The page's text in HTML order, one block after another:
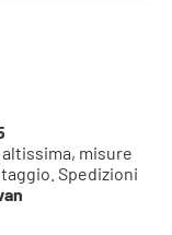
misure
Spedizioni